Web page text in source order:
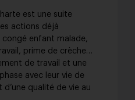
est une suite
actions déjà
congé enfant malade,
prime de crèche…
de travail et une
avec leur vie de
qualité de vie au